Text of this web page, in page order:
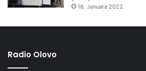
18. Januara 2022.
Radio Olovo